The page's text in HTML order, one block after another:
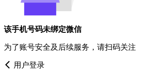
该手机号码未绑定微信
为了账号安全及后续服务，请扫码关注
用户登录